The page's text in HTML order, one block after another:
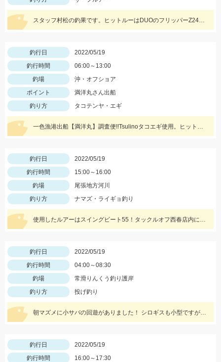
スタッフ村松の釣果です。ヒットルーはDUOのフリッパーZ24gヒラメキャンディ！
釣行日
2022/05/19
釣行時間
06:00～13:00
釣場
沖・オフショア
ポイント
満洋丸さん出船
釣り方
タコテンヤ・エギ
一色漁港出船【満洋丸】調査便!!Tsulinoタコエギ使用。ヒットカラーはホワイト・レッド
釣行日
2022/05/19
釣行時間
15:00～16:00
釣場
尾張地方河川
釣り方
ナマズ・ライギョ釣り
使用したルアーはスイングビート55！タックルオフ西春店内に在庫がございます！
釣行日
2022/05/19
釣行時間
04:00～08:30
釣場
常滑りんくう釣り護岸
釣り方
投げ釣り
朝マズメに小サバの回遊がありました！ シロギスも小型ですが、数が釣れていますよ！
釣行日
2022/05/19
釣行時間
16:00～17:30